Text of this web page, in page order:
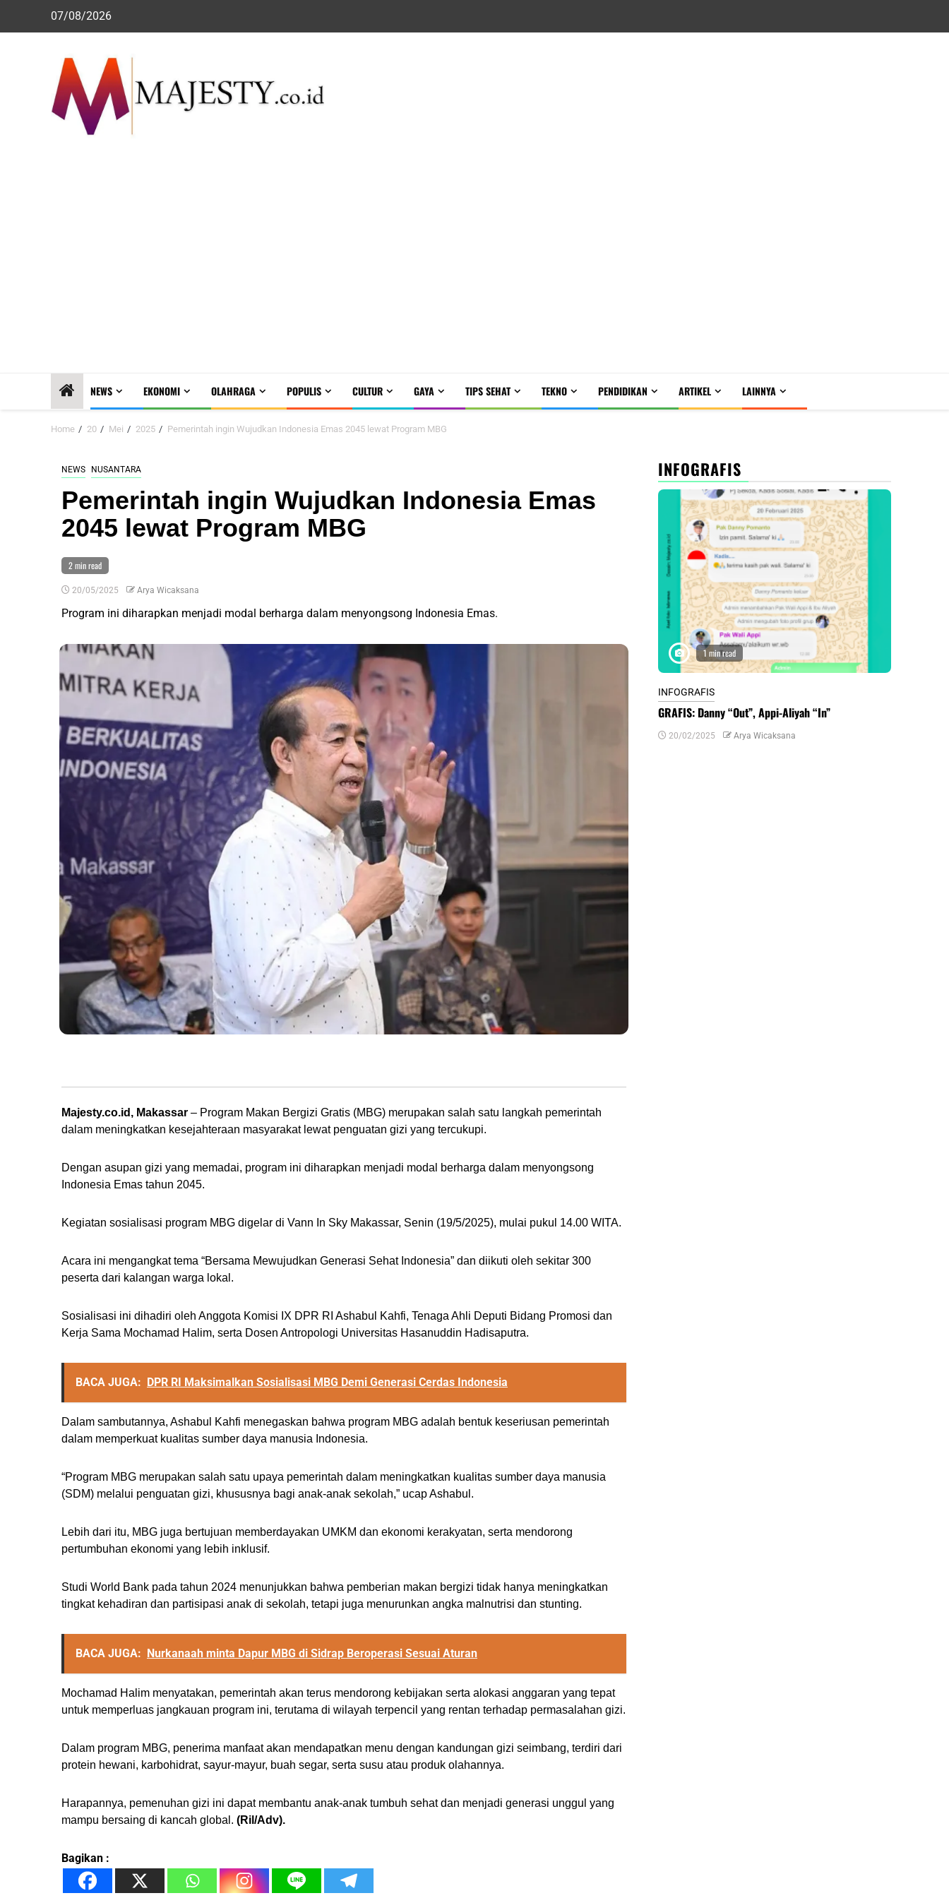
07/08/2026
NEWS EKONOMI OLAHRAGA POPULIS CULTUR GAYA TIPS SEHAT TEKNO PENDIDIKAN ARTIKEL LAINNYA
Home 20 Mei 2025 Pemerintah ingin Wujudkan Indonesia Emas 2045 lewat Program MBG
NEWS NUSANTARA
Pemerintah ingin Wujudkan Indonesia Emas
2045 lewat Program MBG
2 min read
20/05/2025 Arya Wicaksana
Program ini diharapkan menjadi modal berharga dalam menyongsong Indonesia Emas.
Majesty.co.id, Makassar – Program Makan Bergizi Gratis (MBG) merupakan salah satu langkah pemerintah
dalam meningkatkan kesejahteraan masyarakat lewat penguatan gizi yang tercukupi.
Dengan asupan gizi yang memadai, program ini diharapkan menjadi modal berharga dalam menyongsong
Indonesia Emas tahun 2045.
Kegiatan sosialisasi program MBG digelar di Vann In Sky Makassar, Senin (19/5/2025), mulai pukul 14.00 WITA.
Acara ini mengangkat tema “Bersama Mewujudkan Generasi Sehat Indonesia” dan diikuti oleh sekitar 300
peserta dari kalangan warga lokal.
Sosialisasi ini dihadiri oleh Anggota Komisi IX DPR RI Ashabul Kahfi, Tenaga Ahli Deputi Bidang Promosi dan
Kerja Sama Mochamad Halim, serta Dosen Antropologi Universitas Hasanuddin Hadisaputra.
BACA JUGA: DPR RI Maksimalkan Sosialisasi MBG Demi Generasi Cerdas Indonesia
Dalam sambutannya, Ashabul Kahfi menegaskan bahwa program MBG adalah bentuk keseriusan pemerintah
dalam memperkuat kualitas sumber daya manusia Indonesia.
“Program MBG merupakan salah satu upaya pemerintah dalam meningkatkan kualitas sumber daya manusia
(SDM) melalui penguatan gizi, khususnya bagi anak-anak sekolah,” ucap Ashabul.
Lebih dari itu, MBG juga bertujuan memberdayakan UMKM dan ekonomi kerakyatan, serta mendorong
pertumbuhan ekonomi yang lebih inklusif.
Studi World Bank pada tahun 2024 menunjukkan bahwa pemberian makan bergizi tidak hanya meningkatkan
tingkat kehadiran dan partisipasi anak di sekolah, tetapi juga menurunkan angka malnutrisi dan stunting.
BACA JUGA: Nurkanaah minta Dapur MBG di Sidrap Beroperasi Sesuai Aturan
Mochamad Halim menyatakan, pemerintah akan terus mendorong kebijakan serta alokasi anggaran yang tepat
untuk memperluas jangkauan program ini, terutama di wilayah terpencil yang rentan terhadap permasalahan gizi.
Dalam program MBG, penerima manfaat akan mendapatkan menu dengan kandungan gizi seimbang, terdiri dari
protein hewani, karbohidrat, sayur-mayur, buah segar, serta susu atau produk olahannya.
Harapannya, pemenuhan gizi ini dapat membantu anak-anak tumbuh sehat dan menjadi generasi unggul yang
mampu bersaing di kancah global. (Ril/Adv).
Bagikan :
INFOGRAFIS
1 min read
INFOGRAFIS
GRAFIS: Danny “Out”, Appi-Aliyah “In”
20/02/2025 Arya Wicaksana